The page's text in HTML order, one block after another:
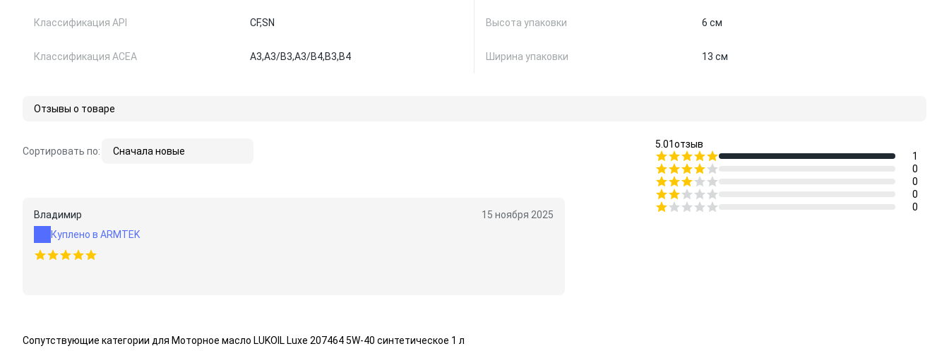
Классификация API CF,SN
Классификация ACEA A3,A3/B3,A3/B4,B3,B4
Высота упаковки 6 см
Ширина упаковки 13 см
Отзывы о товаре
5.01отзыв
1
0
0
0
0
Сортировать по: Сначала новые
Владимир
15 ноября 2025
Куплено в ARMTEK
Сопутствующие категории для Моторное масло LUKOIL Luxe 207464 5W-40 синтетическое 1 л